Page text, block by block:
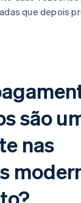
que depois
são
nas